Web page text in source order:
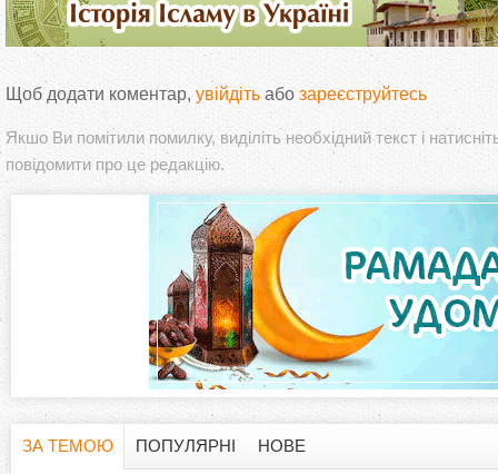
Щоб додати коментар, увійдіть або зареєструйтесь
Якшо Ви помітили помилку, виділіть необхідний текст і
повідомити про це редакцію.
ЗА ТЕМОЮ
ПОПУЛЯРНІ НОВЕ